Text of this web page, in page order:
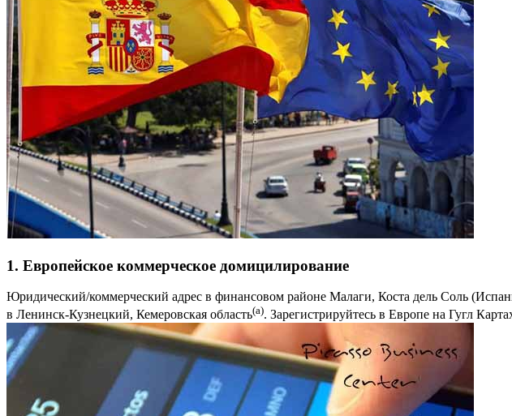
1. Европейское коммерческое домицилирование
Юридический/коммерческий адрес в финансовом районе Малаги, Коста дель Соль
в Ленинск-Кузнецкий, Кемеровская область(a). Зарегистрируйтесь в Европе на Гугл